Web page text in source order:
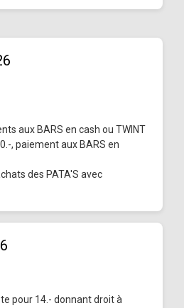
aux BARS en cash ou TWINT
, paiement aux BARS en
des PATA'S avec
pour 14.- donnant droit à